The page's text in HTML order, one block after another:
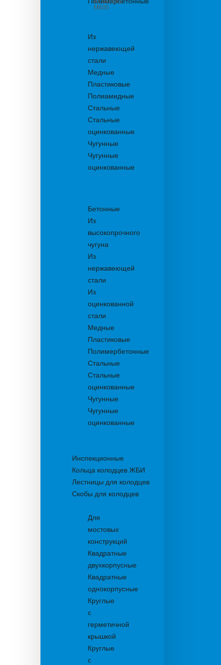
из бетона
М600
Из
нержавеющей
стали
Медные
Пластиковые
Полиамидные
Стальные
Стальные
оцинкованные
Чугунные
Чугунные
оцинкованные
Бетонные
Из
высокопрочного
чугуна
Из
нержавеющей
стали
Из
оцинкованной
стали
Медные
Пластиковые
Полимербетонные
Стальные
Стальные
оцинкованные
Чугунные
Чугунные
оцинкованные
Инспекционные
Кольца колодцев ЖБИ
Лестницы для колодцев
Скобы для колодцев
Для
мостовых
конструкций
Квадратные
двухкорпусные
Квадратные
однокорпусные
Круглые
с
герметичной
крышкой
Круглые
с